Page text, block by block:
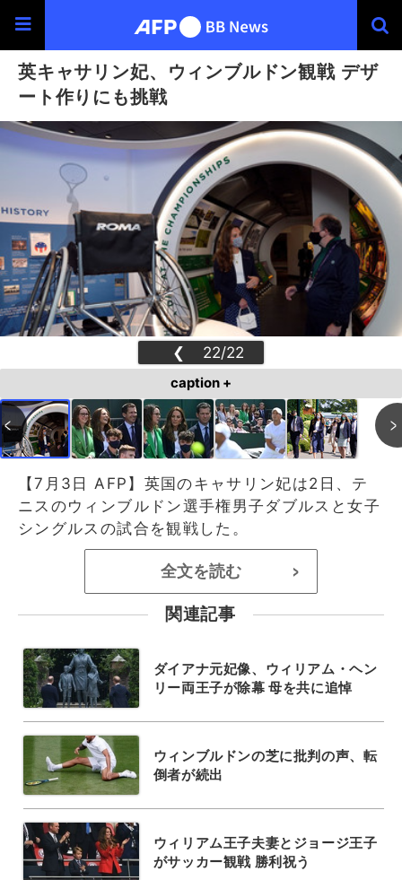
英キャサリン妃、ウィンブルドン観戦 デザ
ート作りにも挑戦
❮
22/22
❯
caption +
【7月3日 AFP】英国のキャサリン妃は2日、テ
ニスのウィンブルドン選手権男子ダブルスと女子
シングルスの試合を観戦した。
全文を読む >
関連記事
ダイアナ元妃像、ウィリアム・ヘン
リー両王子が除幕 母を共に追悼
ウィンブルドンの芝に批判の声、転
倒者が続出
ウィリアム王子夫妻とジョージ王子
がサッカー観戦 勝利祝う